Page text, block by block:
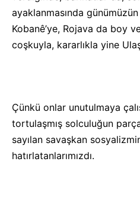
ayaklanmasında günümüzün
Kobanê’ye, Rojava da boy
coşkuyla, kararlıkla yine
Çünkü onlar unutulmaya
tortulaşmış solculuğun
sayılan savaşkan
hatırlatanlarımızdı.